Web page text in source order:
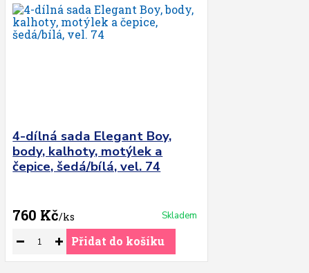
4-dílná sada Elegant Boy,
body, kalhoty, motýlek a
čepice, šedá/bílá, vel. 74
760 Kč/ks Skladem
Přidat do košíku